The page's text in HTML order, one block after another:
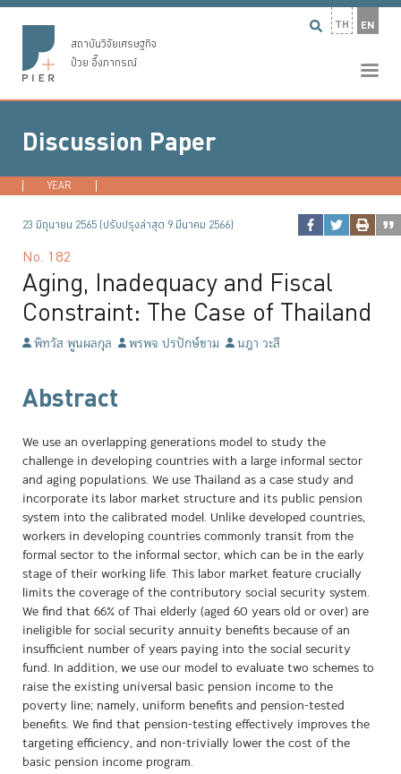
TH EN
สถาบันวิจัยเศรษฐกิจ
ป๋วย อึ๊งภากรณ์
Discussion Paper
YEAR
23 มิถุนายน 2565 (ปรับปรุงล่าสุด 9 มีนาคม 2566)
No. 182
Aging, Inadequacy and Fiscal
Constraint: The Case of Thailand
พิทวัส พูนผลกุล พรพจ ปรปักษ์ขาม นฎา วะสี
Abstract
We use an overlapping generations model to study the
challenge in developing countries with a large informal sector
and aging populations. We use Thailand as a case study and
incorporate its labor market structure and its public pension
system into the calibrated model. Unlike developed countries,
workers in developing countries commonly transit from the
formal sector to the informal sector, which can be in the early
stage of their working life. This labor market feature crucially
limits the coverage of the contributory social security system.
We find that 66% of Thai elderly (aged 60 years old or over) are
ineligible for social security annuity benefits because of an
insufficient number of years paying into the social security
fund. In addition, we use our model to evaluate two schemes to
raise the existing universal basic pension income to the
poverty line; namely, uniform benefits and pension-tested
benefits. We find that pension-testing effectively improves the
targeting efficiency, and non-trivially lower the cost of the
basic pension income program.